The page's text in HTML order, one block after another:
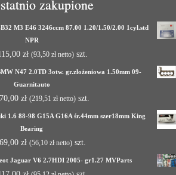
zakupione
M3 E46 3246ccm 87.00 1.20/1.50/2.00 1cyl.std
NPR
zł (93,50 złnetto)szt.
N47 2.0TD 3otw. gr.złożeniowa 1.50mm 09-
Guarnitauto
zł (219,51 zł netto) szt.
1.6 88-98 G15A G16A śr.44mm szer18mm King
Bearing
69,00 zł (56,10 złnetto)szt.
Jaguar V6 2.7HDI 2005- gr1.27 MVParts